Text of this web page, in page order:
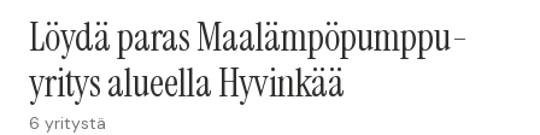
Löydä paras Maalämpöpumppu-
yritys alueella Hyvinkää
6 yritystä